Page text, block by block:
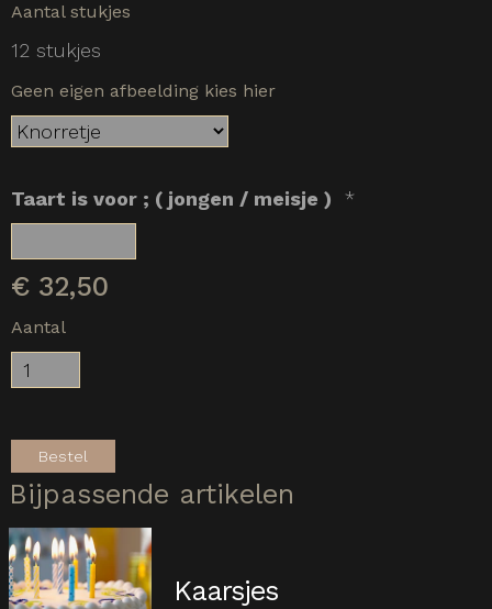
Aantal stukjes
12 stukjes
Geen eigen afbeelding kies hier
Taart is voor ; ( jongen / meisje ) *
€ 32,50
Aantal
Bestel
Bijpassende artikelen
Kaarsjes